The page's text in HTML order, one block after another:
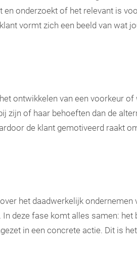
onderzoekt of het relevant is
vormt zich een beeld van wat
ontwikkelen van een voorkeur
zijn of haar behoeften dan de
de klant gemotiveerd raakt
het daadwerkelijk
deze fase komt alles samen:
in een concrete actie. Dit is